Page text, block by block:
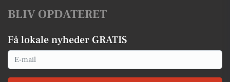
BLIV OPDATERET
Få lokale nyheder GRATIS
Email